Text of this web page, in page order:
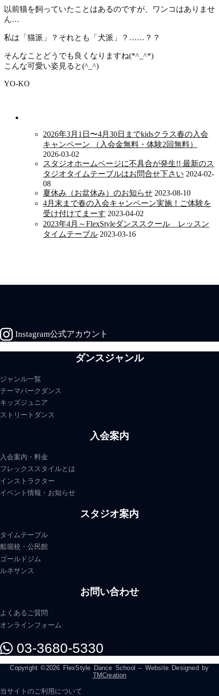
以前猫を飼っていたことはあるのですが、ワンコはありませ
ん…
私は「猫派」？それとも「犬派」？……？？
そんなことどうでも良くなりますね(*^_^*)
こんな可愛い姿見ると(^_^)
YO-KO
2026年3月1日〜4月30日までkidsクラス春の入会
キャンペーン （入会金無料・体験2回無料）
2026-03-02
スタジオホームページに不具合が発生!! 最新のス
タジオタイムテーブルはお問合せ下さい 2024-02-
08
夏休み（お盆休み）のお知らせ 2023-08-10
4月末まで春の入会キャンペーン実施！ご体験を
受け付けてまーす 2023-04-02
2023年4月～FlexStyleダンススクール レッスン
タイムテーブル 2023-03-16
Instagram公式アカウント
ダンスジャンル
ジャンル一覧
テーマパークダンス
キッズジュニア
ストリートダンス
入会案内
入会案内・料金
フレックススタイルとは
インストラクター
イベント情報・お知らせ
スタジオ案内
タイムテーブル
船堀校・公民館
ゴールドジム
ルネサンス
お問い合わせ
よくあるご質問
オンラインフォーム
03-3680-5330
Copyright ©2026 FlexStyle Dance School – Website Designed by
TMCreation
当サイトのご利用について